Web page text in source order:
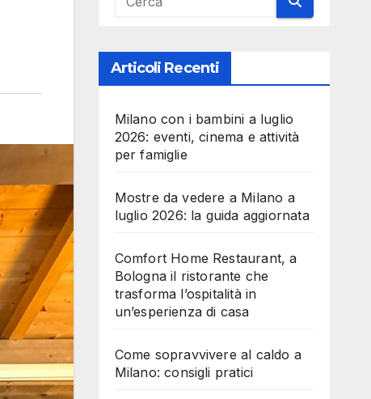
Articoli Recenti
Milano con i bambini a luglio
2026: eventi, cinema e attività
per famiglie
Mostre da vedere a Milano a
luglio 2026: la guida aggiornata
Comfort Home Restaurant, a
Bologna il ristorante che
trasforma l’ospitalità in
un’esperienza di casa
Come sopravvivere al caldo a
Milano: consigli pratici